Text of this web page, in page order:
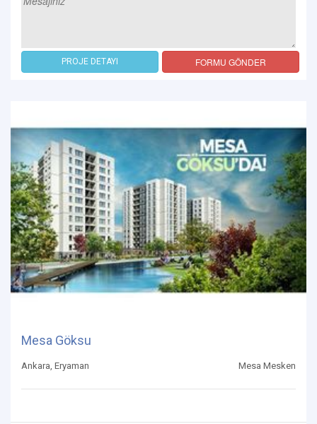
PROJE DETAYI FORMU GÖNDER
Mesa Göksu
Ankara, Eryaman Mesa Mesken